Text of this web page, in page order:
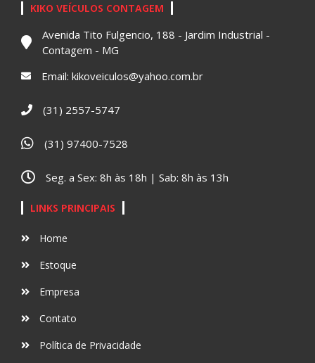
KIKO VEÍCULOS CONTAGEM
Avenida Tito Fulgencio, 188 - Jardim Industrial -
Contagem - MG
Email: kikoveiculos@yahoo.com.br
(31) 2557-5747
(31) 97400-7528
Seg. a Sex: 8h às 18h | Sab: 8h às 13h
LINKS PRINCIPAIS
Home
Estoque
Empresa
Contato
Política de Privacidade